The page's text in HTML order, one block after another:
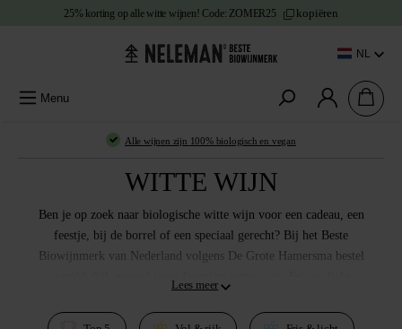
25% korting op alle witte wijnen!Code: ZOMER25 kopiëren
NL
Menu
Alle wijnen zijn 100% biologisch en vegan
WITTE WIJN
Ben je op zoek naar biologische witte wijn voor een cadeau, een
feestje, bij de borrel of een speciaal gerecht? Bij het Beste
Biowijnmerk van Nederland volgens De Grote Hamersma bestel
uitgebreid assortiment zodat jij makkelijk en snel de perfecte
Lees meer